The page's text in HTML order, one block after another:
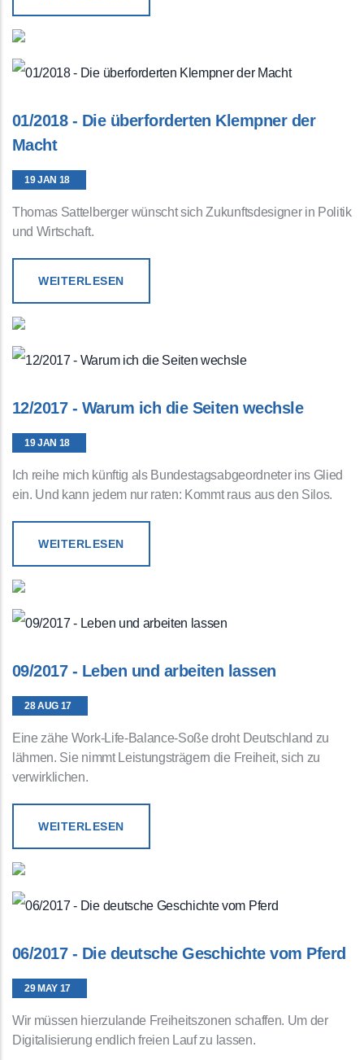
01/2018 - Die überforderten Klempner der
Macht
19 JAN 18
Thomas Sattelberger wünscht sich Zukunftsdesigner in Politik
und Wirtschaft.
WEITERLESEN
12/2017 - Warum ich die Seiten wechsle
19 JAN 18
Ich reihe mich künftig als Bundestagsabgeordneter ins Glied
ein. Und kann jedem nur raten: Kommt raus aus den Silos.
WEITERLESEN
09/2017 - Leben und arbeiten lassen
28 AUG 17
Eine zähe Work-Life-Balance-Soße droht Deutschland zu
lähmen. Sie nimmt Leistungsträgern die Freiheit, sich zu
verwirklichen.
WEITERLESEN
06/2017 - Die deutsche Geschichte vom Pferd
29 MAY 17
Wir müssen hierzulande Freiheitszonen schaffen. Um der
Digitalisierung endlich freien Lauf zu lassen.